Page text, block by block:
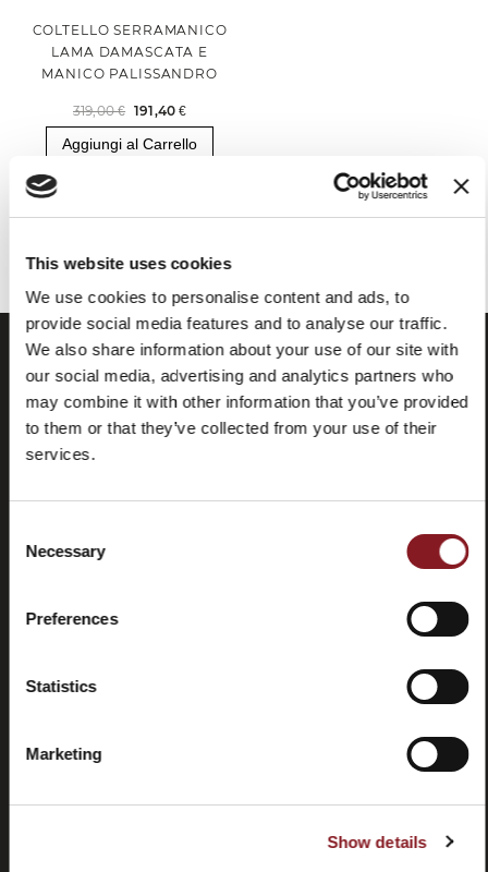
This website uses cookies
We use cookies to personalise content and ads, to
provide social media features and to analyse our traffic.
We also share information about your use of our site with
our social media, advertising and analytics partners who
may combine it with other information that you’ve provided
to them or that they’ve collected from your use of their
services.
Selection
Necessary
Preferences
Statistics
Marketing
Show details
COLTELLO SERRAMANICO
LAMA DAMASCATA E
MANICO PALISSANDRO
319,00 € 191,40 €
Aggiungi al Carrello